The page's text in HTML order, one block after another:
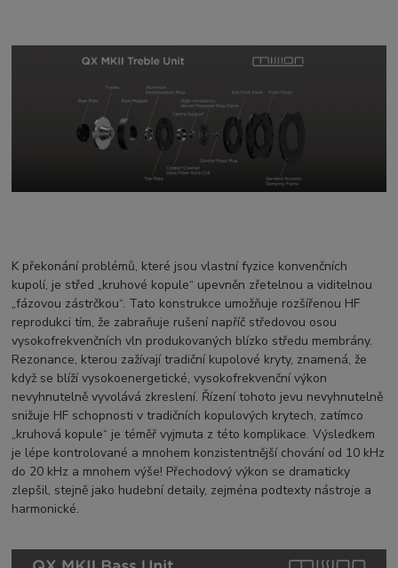
K překonání problémů, které jsou vlastní fyzice konvenčních
kupolí, je střed „kruhové kopule“ upevněn zřetelnou a viditelnou
„fázovou zástrčkou“. Tato konstrukce umožňuje rozšířenou HF
reprodukci tím, že zabraňuje rušení napříč středovou osou
vysokofrekvenčních vln produkovaných blízko středu membrány.
Rezonance, kterou zažívají tradiční kupolové kryty, znamená, že
když se blíží vysokoenergetické, vysokofrekvenční výkon
nevyhnutelně vyvolává zkreslení. Řízení tohoto jevu nevyhnutelně
snižuje HF schopnosti v tradičních kopulových krytech, zatímco
„kruhová kopule“ je téměř vyjmuta z této komplikace.Výsledkem
je lépe kontrolované a mnohem konzistentnější chování od 10 kHz
do 20 kHz a mnohem výše! Přechodový výkon se dramaticky
zlepšil, stejně jako hudební detaily, zejména podtexty nástroje a
harmonické.